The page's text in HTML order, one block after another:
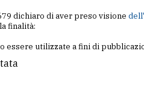
dichiaro di aver preso visione
finalità:
essere utilizzate a fini di